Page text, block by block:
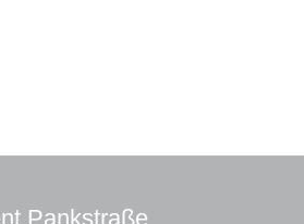
Pankstraße